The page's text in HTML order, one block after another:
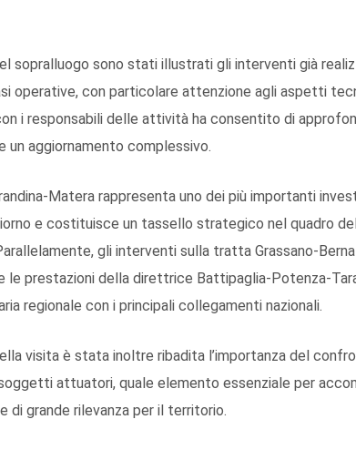
sopralluogo sono stati illustrati gli interventi già
operative, con particolare attenzione agli aspetti
i responsabili delle attività ha consentito di
un aggiornamento complessivo.
Matera rappresenta uno dei più importanti
e costituisce un tassello strategico nel quadro
gli interventi sulla tratta Grassano-
le prestazioni della direttrice Battipaglia-Potenza-
regionale con i principali collegamenti nazionali.
visita è stata inoltre ribadita l’importanza del
attuatori, quale elemento essenziale per
di grande rilevanza per il territorio.